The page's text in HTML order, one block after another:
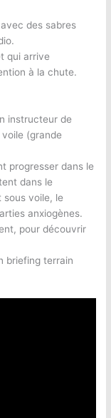
des sabres
qui arrive
à la chute.
instructeur de
(grande
progresser dans le
dans le
sous voile, le
anxiogènes.
pour découvrir
briefing terrain